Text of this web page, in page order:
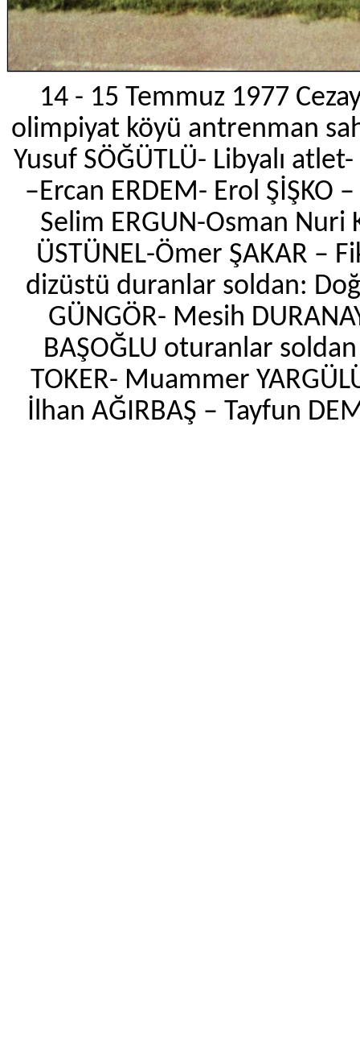
14 - 15 Temmuz 1977
olimpiyat köyü antrenman
Yusuf SÖĞÜTLÜ- Libyalı
–Ercan ERDEM- Erol ŞİŞKO
Selim ERGUN-Osman Nuri
ÜSTÜNEL-Ömer ŞAKAR –
dizüstü duranlar soldan:
GÜNGÖR- Mesih
BAŞOĞLU oturanlar
TOKER- Muammer
İlhan AĞIRBAŞ – Tayfun